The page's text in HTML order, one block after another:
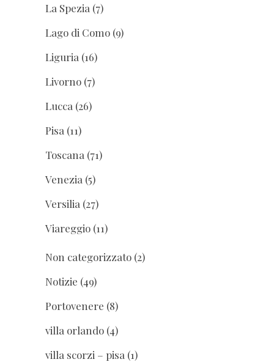
La Spezia (7)
Lago di Como (9)
Liguria (16)
Livorno (7)
Lucca (26)
Pisa (11)
Toscana (71)
Venezia (5)
Versilia (27)
Viareggio (11)
Non categorizzato (2)
Notizie (49)
Portovenere (8)
villa orlando (4)
villa scorzi – pisa (1)